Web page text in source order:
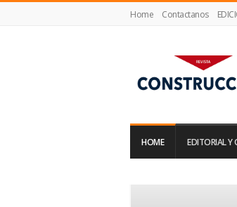
Home Contactanos
Construcción
HOME EDITORIAL Y